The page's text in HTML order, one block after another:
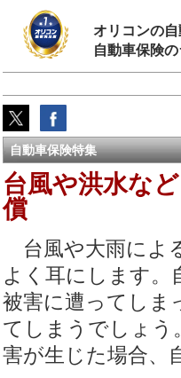
オリコンの
自動車保険
自動車保険特集
台風や洪水な
償
台風や大雨によ
よく耳にします。
被害に遭ってしま
てしまうでしょう
害が生じた場合、